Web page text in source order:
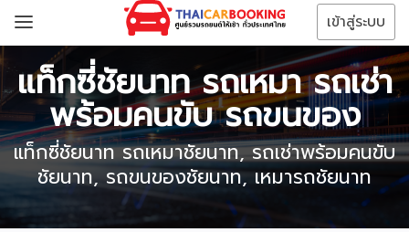
เข้าสู่ระบบ
แท็กซี่ชัยนาท รถเหมา รถเช่า
พร้อมคนขับ รถขนของ
แท็กซี่ชัยนาท รถเหมาชัยนาท, รถเช่าพร้อมคนขับ
ชัยนาท, รถขนของชัยนาท, เหมารถชัยนาท